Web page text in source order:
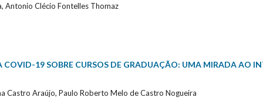
Antonio Clécio Fontelles Thomaz
19 SOBRE CURSOS DE GRADUAÇÃO: UMA MIRADA AO
Castro Araújo, Paulo Roberto Melo de Castro Nogueira